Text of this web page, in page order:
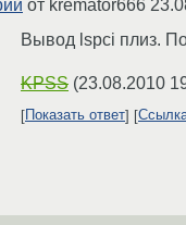
от kremator666
Вывод lspci плиз.
KPSS (23.08.2010
Показать ответ